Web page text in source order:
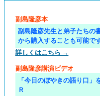
副島隆彦本
副島隆彦先生と弟子たちの
から購入することも可能です
詳しくはこちら →
副島隆彦講演ビデオ
「今日のぼやきの語り口
Ｒ